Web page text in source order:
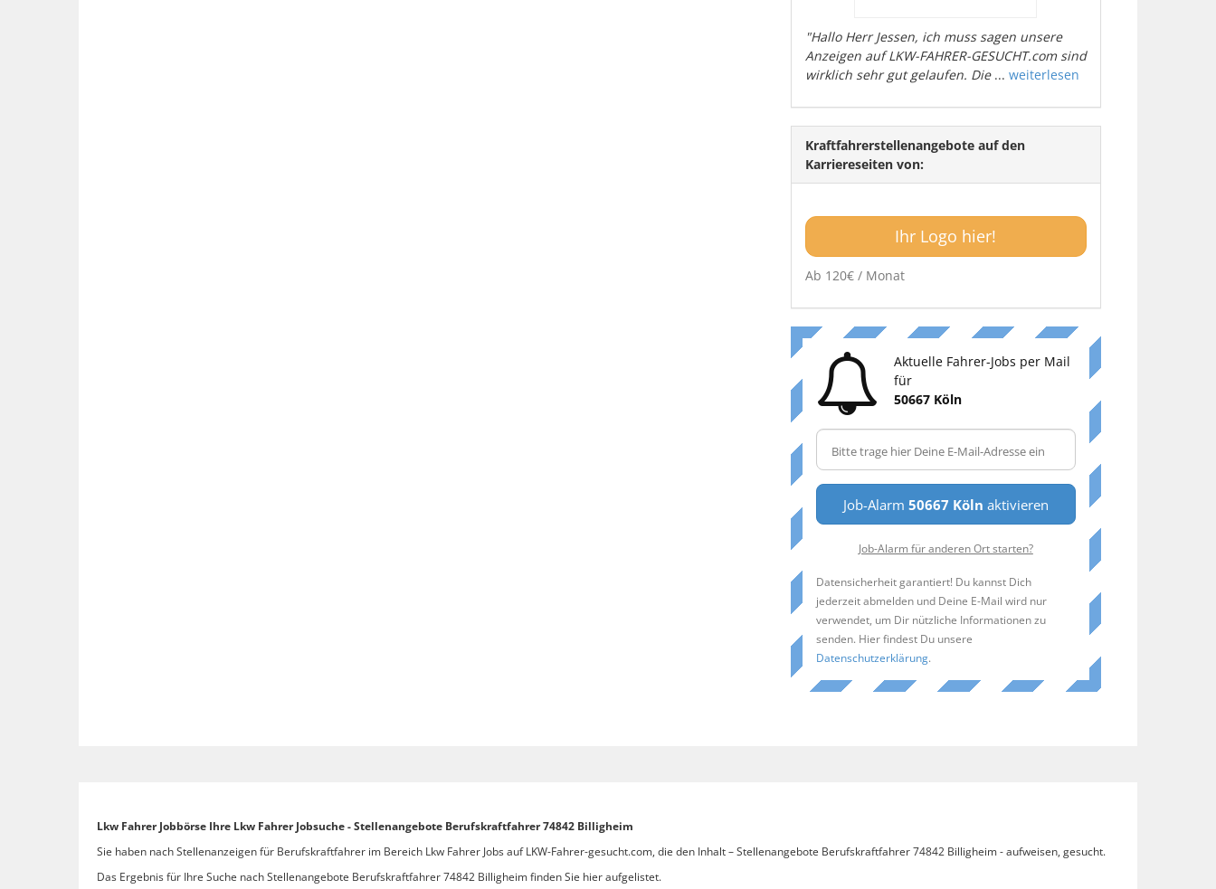
"Hallo Herr Jessen, ich muss sagen unsere
Anzeigen auf LKW-FAHRER-GESUCHT.com sind
wirklich sehr gut gelaufen. Die... weiterlesen
Kraftfahrerstellenangebote auf den
Karriereseiten von:
Ihr Logo hier!
Ab 120€ / Monat
Aktuelle Fahrer-Jobs per Mail
für
50667 Köln
Job-Alarm 50667 Köln aktivieren
Job-Alarm für anderen Ort starten?
Datensicherheit garantiert! Du kannst Dich
jederzeit abmelden und Deine E-Mail wird nur
verwendet, um Dir nützliche Informationen zu
senden. Hier findest Du unsere
Datenschutzerklärung.
Lkw Fahrer Jobbörse Ihre Lkw Fahrer Jobsuche - Stellenangebote Berufskraftfahrer 74842 Billigheim
Sie haben nach Stellenanzeigen für Berufskraftfahrer im Bereich Lkw Fahrer Jobs auf LKW-Fahrer-gesucht.com, die den Inhalt – Stellenangebote Berufskraftfahrer 74842 Billigheim - aufweisen, gesucht.
Das Ergebnis für Ihre Suche nach Stellenangebote Berufskraftfahrer 74842 Billigheim finden Sie hier aufgelistet.